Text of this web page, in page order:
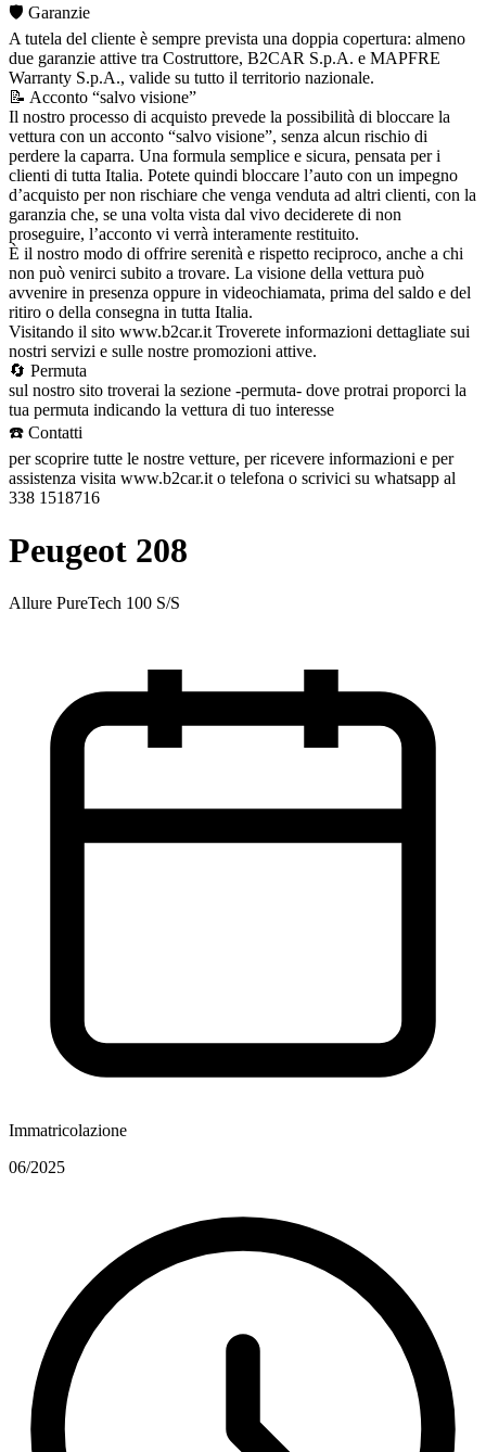
🛡️ Garanzie
A tutela del cliente è sempre prevista una doppia copertura: almeno
due garanzie attive tra Costruttore, B2CAR S.p.A. e MAPFRE
Warranty S.p.A., valide su tutto il territorio nazionale.
📝 Acconto “salvo visione”
Il nostro processo di acquisto prevede la possibilità di bloccare la
vettura con un acconto “salvo visione”, senza alcun rischio di
perdere la caparra. Una formula semplice e sicura, pensata per i
clienti di tutta Italia. Potete quindi bloccare l’auto con un impegno
d’acquisto per non rischiare che venga venduta ad altri clienti, con la
garanzia che, se una volta vista dal vivo deciderete di non
proseguire, l’acconto vi verrà interamente restituito.
È il nostro modo di offrire serenità e rispetto reciproco, anche a chi
non può venirci subito a trovare. La visione della vettura può
avvenire in presenza oppure in videochiamata, prima del saldo e del
ritiro o della consegna in tutta Italia.
Visitando il sito www.b2car.it Troverete informazioni dettagliate sui
nostri servizi e sulle nostre promozioni attive.
🔄 Permuta
sul nostro sito troverai la sezione -permuta- dove protrai proporci la
tua permuta indicando la vettura di tuo interesse
☎️ Contatti
per scoprire tutte le nostre vetture, per ricevere informazioni e per
assistenza visita www.b2car.it o telefona o scrivici su whatsapp al
338 1518716
Peugeot 208
Allure PureTech 100 S/S
Immatricolazione
06/2025